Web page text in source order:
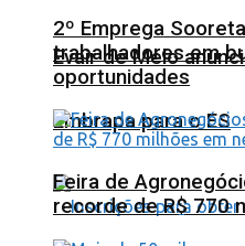
Evair de Melo
Embrapa para o ES
2º Emprega
trabalhadores em
oportunidades
Feira de
recorde de R$ 770